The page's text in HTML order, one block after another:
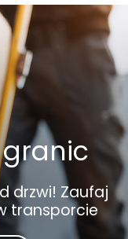
drzwi! Zaufaj
transporcie